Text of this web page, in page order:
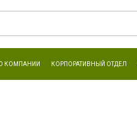
КОМПАНИИ КОРПОРАТИВНЫЙ ОТДЕЛ